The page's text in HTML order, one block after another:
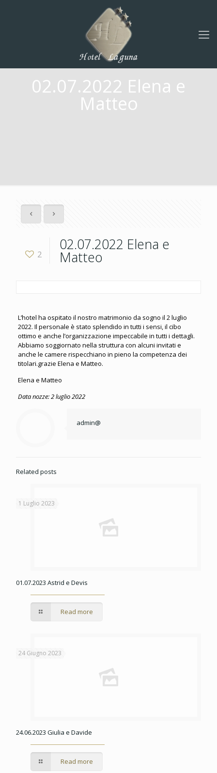
02.07.2022 Elena e
Matteo
2
02.07.2022 Elena e
Matteo
L’hotel ha ospitato il nostro matrimonio da sogno il 2 luglio
2022. Il personale è stato splendido in tutti i sensi, il cibo
ottimo e anche l’organizzazione impeccabile in tutti i dettagli.
Abbiamo soggiornato nella struttura con alcuni invitati e
anche le camere rispecchiano in pieno la competenza dei
titolari.grazie Elena e Matteo.
Elena e Matteo
Data nozze:2 luglio 2022
admin@
Related posts
1 Luglio 2023
01.07.2023 Astrid e Devis
Read more
24 Giugno 2023
24.06.2023 Giulia e Davide
Read more